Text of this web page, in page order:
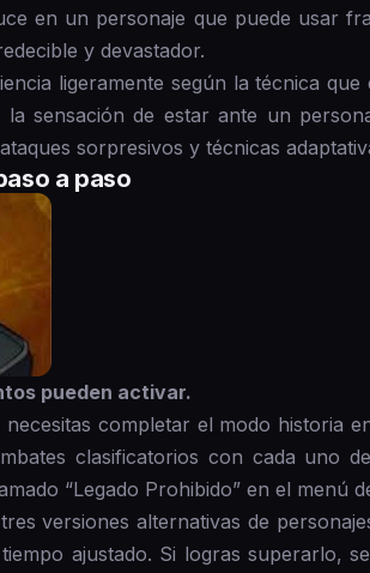
en un personaje que puede usar
y devastador.
ligeramente según la técnica
sensación de estar ante un
sorpresivos y técnicas
a paso
pueden activar.
completar el modo historia
clasificatorios con cada uno
“Legado Prohibido” en el menú
versiones alternativas de
ajustado. Si logras superarlo,